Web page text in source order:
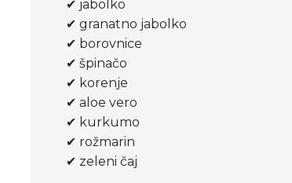
✔ jabolko
✔ granatno jabolko
✔ borovnice
✔ špinačo
✔ korenje
✔ aloe vero
✔ kurkumo
✔ rožmarin
✔ zeleni čaj